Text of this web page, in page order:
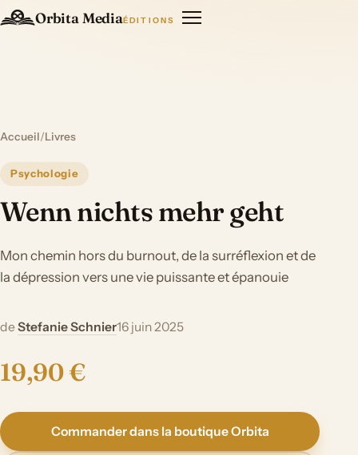
Orbita MediaÉDITIONS
Accueil/Livres
Psychologie
Wenn nichts mehr geht
Mon chemin hors du burnout, de la surréflexion et de
la dépression vers une vie puissante et épanouie
deStefanie Schnier16 juin 2025
19,90 €
Commander dans la boutique Orbita